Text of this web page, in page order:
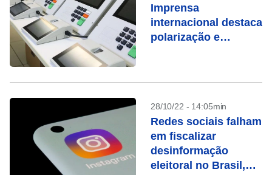
Imprensa
internacional destaca
polarização e
28/10/22 - 14:05min
Redes sociais falham
em fiscalizar
desinformação
eleitoral no Brasil,